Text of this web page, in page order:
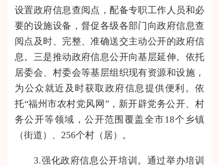
设置政府信息查阅点，配备专职工作人员和必
要的设施设备，督促各级各部门向政府信息查
阅点及时、完整、准确送交主动公开的政府信
息。三是推动政府信息公开向基层延伸。依托
居委会、村委会等基层组织现有资源和设施，
为公众就近及时获取政府信息提供便利。依
托“福州市农村党风网”，新开辟党务公开、村
务公开等领域，公开范围覆盖全市18个乡镇
（街道）、256个村（居）。
3.强化政府信息公开培训。 通过举办培训